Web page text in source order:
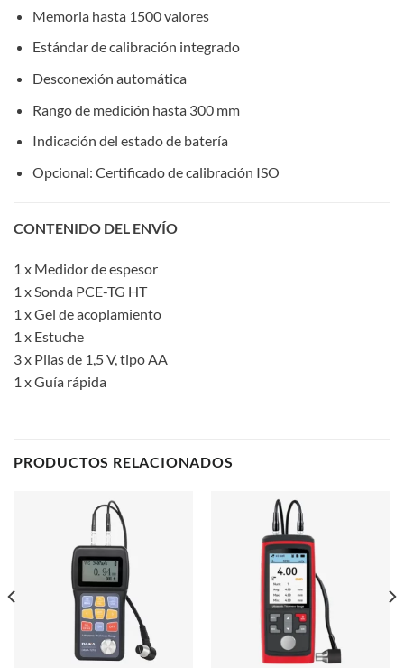
Memoria hasta 1500 valores
Estándar de calibración integrado
Desconexión automática
Rango de medición hasta 300 mm
Indicación del estado de batería
Opcional: Certificado de calibración ISO
CONTENIDO DEL ENVÍO
1 x Medidor de espesor
1 x Sonda PCE-TG HT
1 x Gel de acoplamiento
1 x Estuche
3 x Pilas de 1,5 V, tipo AA
1 x Guía rápida
PRODUCTOS RELACIONADOS